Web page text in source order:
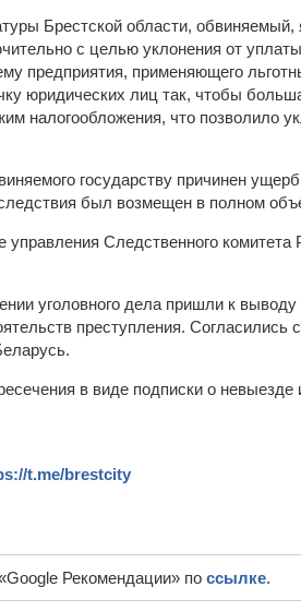
Брестской области, обвиняемый,
с целью уклонения от
предприятия, применяющего
юридических лиц так, чтобы
налогообложения, что позволило
государству причинен
был возмещен в полном
управления Следственного
уголовного дела пришли к
преступления. Согласились
в виде подписки о
t.me/brestcity
Рекомендации» по ссылке.